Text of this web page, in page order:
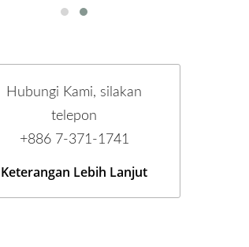
Hubungi Kami, silakan
telepon
+886 7-371-1741
Keterangan Lebih Lanjut